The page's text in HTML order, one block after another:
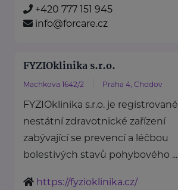
+420 777 151 945
info@forcare.cz
FYZIOklinika s.r.o.
Machkova 1642/2 Praha 4, Chodov
FYZIOklinika s.r.o. je registrované
nestátní zdravotnické zařízení
zabývající se prevencí a léčbou
bolestivých stavů pohybového ...
https://fyzioklinika.cz/